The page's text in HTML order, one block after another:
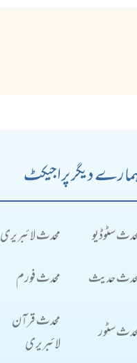
دیگر پراجیکٹ
سٹوڈیو محدث لائبریری
حدیث
محدث فورم
سٹور
محدث قرآن
لائبریری